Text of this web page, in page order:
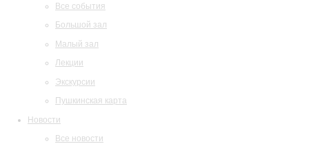
Все события
Большой зал
Малый зал
Лекции
Экскурсии
Пушкинская карта
Новости
Все новости